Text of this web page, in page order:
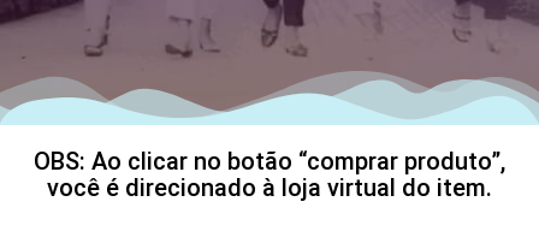
OBS: Ao clicar no botão “comprar produto”,
você é direcionado à loja virtual do item.